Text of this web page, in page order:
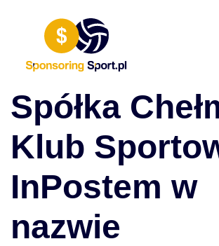
Spółka
Klub
InPostem w
nazwie